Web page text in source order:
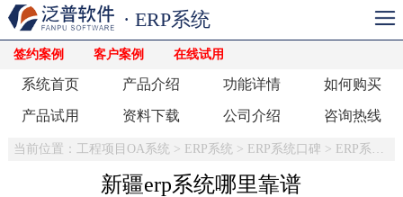
签约案例 客户案例 在线试用
· ERP系统
系统首页 产品介绍 功能详情 如何购买
产品试用 资料下载 公司介绍 咨询热线
当前位置： 工程项目OA系统 > ERP系统 > ERP系统口碑 > ERP系统有哪些好处
新疆erp系统哪里靠谱